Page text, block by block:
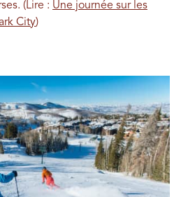
(Lire : Une journée sur les
City)